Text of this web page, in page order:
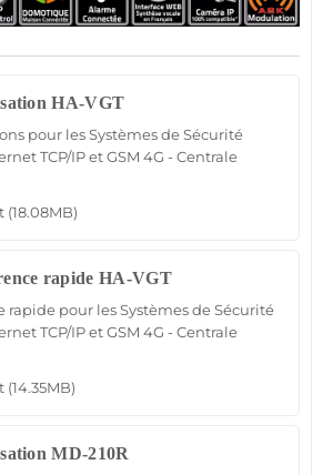
HA-VGT
pour les Systèmes de Sécurité
TCP/IP et GSM 4G - Centrale
rapide HA-VGT
rapide pour les Systèmes de Sécurité
TCP/IP et GSM 4G - Centrale
MD-210R